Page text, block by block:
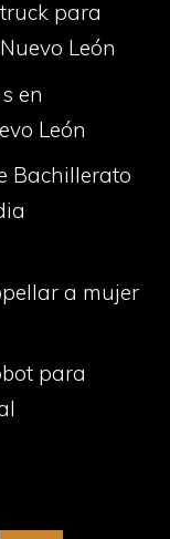
para
León
en
León
Bachillerato
a mujer
para